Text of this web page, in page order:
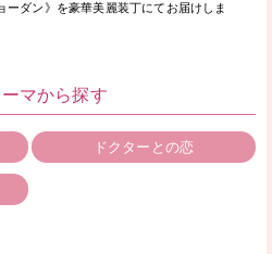
ーダン》を豪華美麗装丁にてお届けしま
マから探す
ドクターとの恋